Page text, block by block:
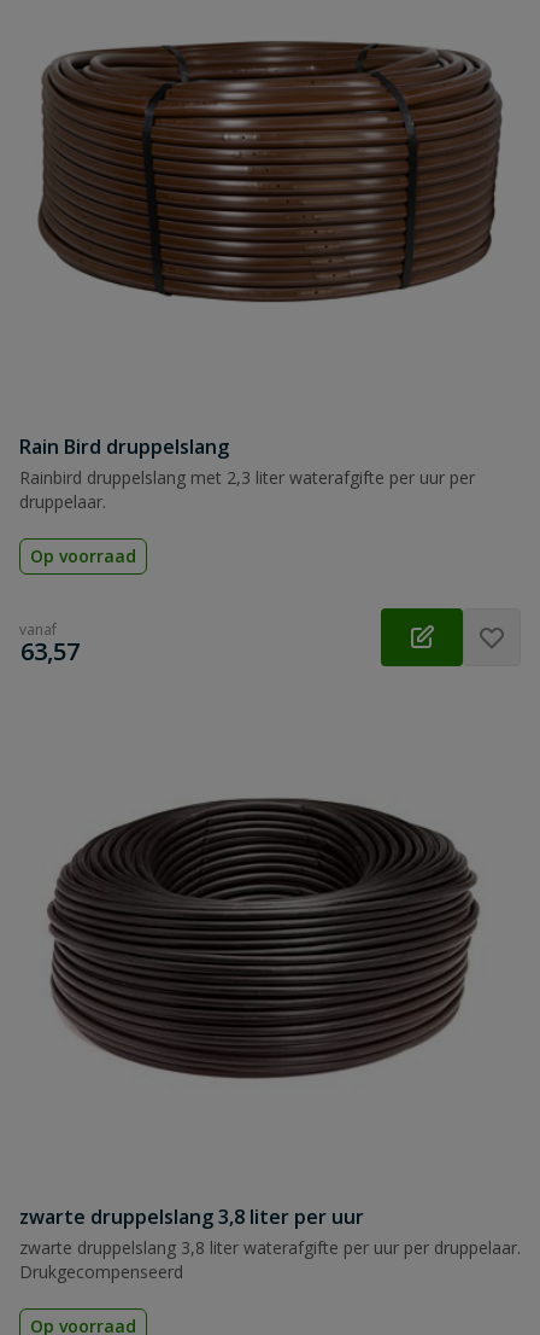
Rain Bird druppelslang
Rainbird druppelslang met 2,3 liter waterafgifte per uur per
druppelaar.
Op voorraad
vanaf
€
63,57
zwarte druppelslang 3,8 liter per uur
zwarte druppelslang 3,8 liter waterafgifte per uur per druppelaar.
Drukgecompenseerd
Op voorraad